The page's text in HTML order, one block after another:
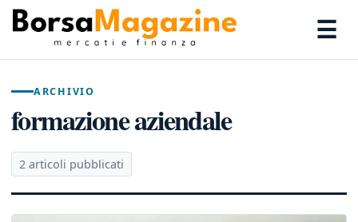
☰
ARCHIVIO
formazione aziendale
2 articoli pubblicati